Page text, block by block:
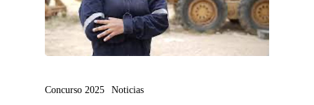
Concurso 2025 Noticias